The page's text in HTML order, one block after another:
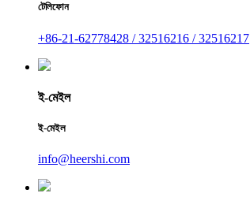
টেলিফোন
+86-21-62778428 / 32516216 / 32516217
ই-মেইল
ই-মেইল
info@heershi.com